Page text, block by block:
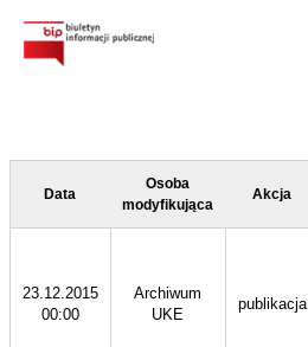
Data
Osoba
modyfikująca
Akcja
23.12.2015
00:00
Archiwum
UKE
publikacja